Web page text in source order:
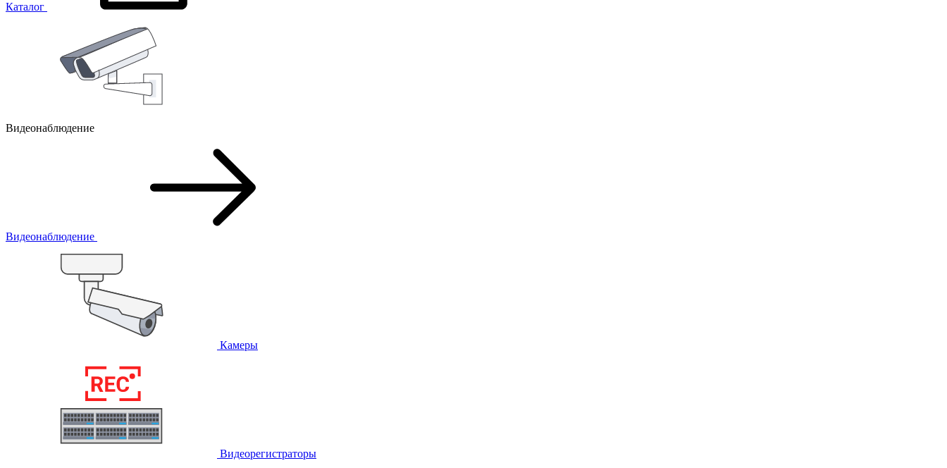
Каталог
Видеонаблюдение
Видеонаблюдение
Камеры
Видеорегистраторы